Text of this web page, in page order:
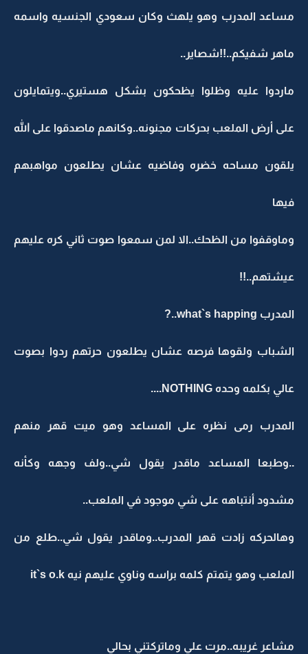
مساعد المدرب وهو يلهث وكان سعودي الجنسيه واسمه
ماهر شفيكم..!!شصاير..
ماردوا عليه وظلوا يظحكون بشكل هستيري..ويتمايلون
على أرض الملعب بحركات مجنونه..وكانهم ماصدقوا على الله
يلقون مساحه خضره وفاضيه عشان يطلعون مواهبهم
فيها
وماوقفوا من الظحك..الا لمن سمعوا صوت ثاني كره عليهم
عيشتهم..!!
المدرب what`s happing..?
الشباب ولقوها فرصه عشان يطلعون حرتهم ردوا بصوت
عالي بكلمه وحده NOTHING....
المدرب رمى نظره على المساعد وهو ميت قهر منهم
..وطبعا المساعد ماقدر يقول شي..ولف وجهه وكأنه
مشدود أنتباهه على شي موجود في الملعب..
وهالحركه زادت قهر المدرب..وماقدر يقول شي..طلع من
الملعب وهو يتمتم كلمه براسه وناوي عليهم نيه it`s o.k
مشاعر غريبه..مرت علي وماتركتني بحالي